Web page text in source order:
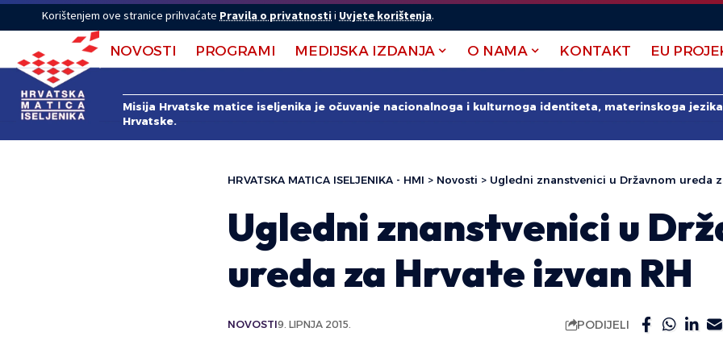
Korištenjem ove stranice prihvaćate Pravila o privatnostii Uvjete korištenja.
NOVOSTI PROGRAMI MEDIJSKA IZDANJA O NAMA KONTAKT EU
Misija Hrvatske matice iseljenika je očuvanje nacionalnoga i kulturnoga identiteta, materinskoga
Hrvatske.
HRVATSKA MATICA ISELJENIKA - HMI > Novosti > Ugledni znanstvenici u Državnom ureda
Ugledni znanstvenici u
ureda za Hrvate izvan RH
NOVOSTI9. LIPNJA 2015. PODIJELI